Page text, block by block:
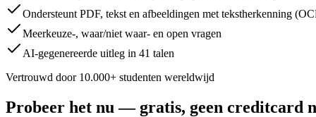
Ondersteunt PDF, tekst en afbeeldingen met tekstherkenning
Meerkeuze-, waar/niet waar- en open vragen
AI-gegenereerde uitleg in 41 talen
Vertrouwd door 10.000+ studenten wereldwijd
Probeer het nu — gratis, geen creditcard